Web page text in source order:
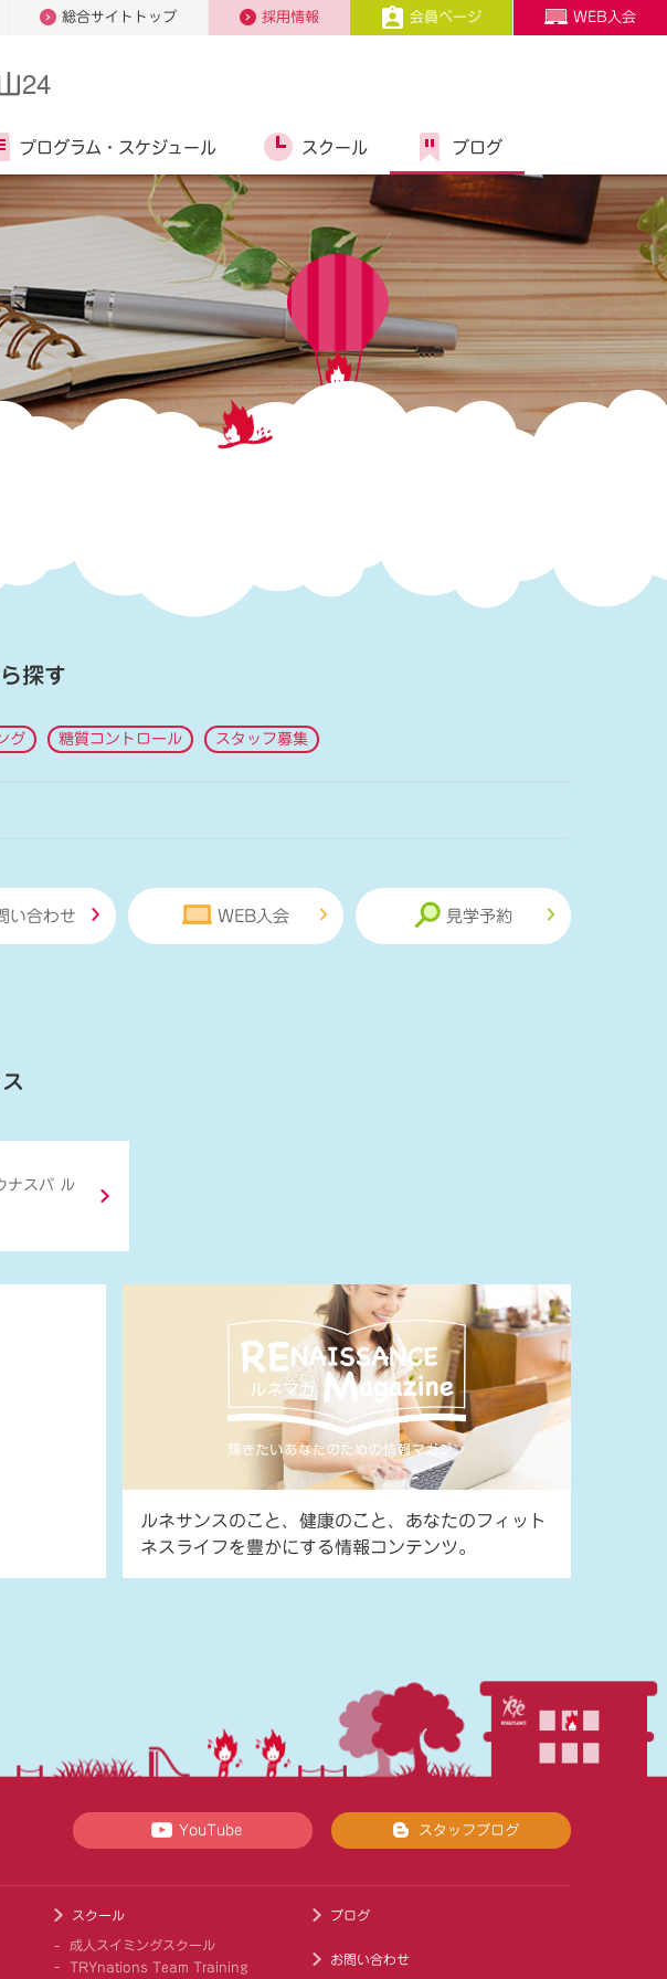
総合サイトトップ 採用情報 会員ページ WEB入会
24
プログラム・ スケジュール スクール ブログ
探す
グ 糖質コントロール スタッフ募集
い合わせ WEB入会 見学予約
ナスパ ル
ルネサンスのこと、健康のこと、あなたのフィット
ネスライフを豊かにする情報コンテンツ。
YouTube スタッフブログ
スクール
成人スイミングスクール
TRYnations Team Training
ブログ
お問い合わせ